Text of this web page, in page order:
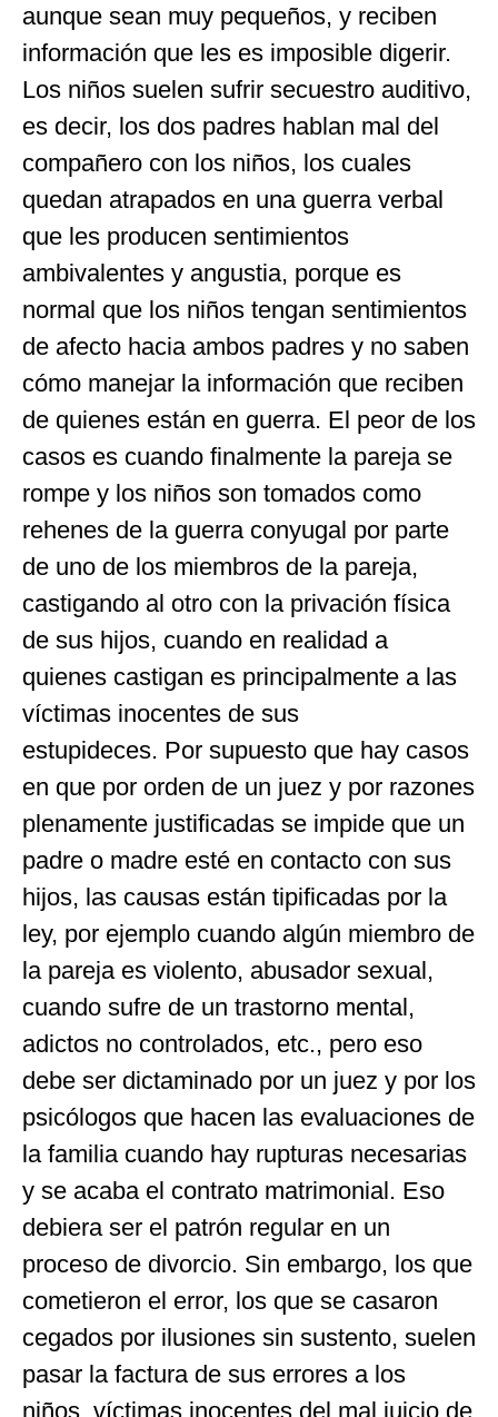
aunque sean muy pequeños, y reciben
información que les es imposible digerir.
Los niños suelen sufrir secuestro auditivo,
es decir, los dos padres hablan mal del
compañero con los niños, los cuales
quedan atrapados en una guerra verbal
que les producen sentimientos
ambivalentes y angustia, porque es
normal que los niños tengan sentimientos
de afecto hacia ambos padres y no saben
cómo manejar la información que reciben
de quienes están en guerra. El peor de los
casos es cuando finalmente la pareja se
rompe y los niños son tomados como
rehenes de la guerra conyugal por parte
de uno de los miembros de la pareja,
castigando al otro con la privación física
de sus hijos, cuando en realidad a
quienes castigan es principalmente a las
víctimas inocentes de sus
estupideces. Por supuesto que hay casos
en que por orden de un juez y por razones
plenamente justificadas se impide que un
padre o madre esté en contacto con sus
hijos, las causas están tipificadas por la
ley, por ejemplo cuando algún miembro de
la pareja es violento, abusador sexual,
cuando sufre de un trastorno mental,
adictos no controlados, etc., pero eso
debe ser dictaminado por un juez y por los
psicólogos que hacen las evaluaciones de
la familia cuando hay rupturas necesarias
y se acaba el contrato matrimonial. Eso
debiera ser el patrón regular en un
proceso de divorcio. Sin embargo, los que
cometieron el error, los que se casaron
cegados por ilusiones sin sustento, suelen
pasar la factura de sus errores a los
niños, víctimas inocentes del mal juicio de